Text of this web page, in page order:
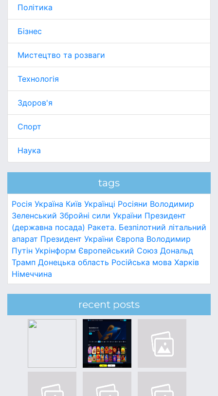
Політика
Бізнес
Мистецтво та розваги
Технологія
Здоров'я
Спорт
Наука
tags
Росія Україна Київ Українці Росіяни Володимир
Зеленський Збройні сили України Президент
(державна посада) Ракета. Безпілотний літальний
апарат Президент України Європа Володимир
Путін Укрінформ Європейський Союз Дональд
Трамп Донецька область Російська мова Харків
Німеччина
recent posts